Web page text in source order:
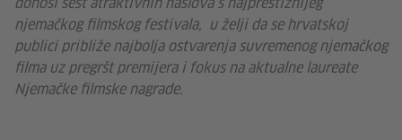
njemačkog filmskog festivala, u želji da se hrvatskoj
publici približe najbolja ostvarenja suvremenog njemačkog
filma uz pregršt premijera i fokus na aktualne laureate
Njemačke filmske nagrade.